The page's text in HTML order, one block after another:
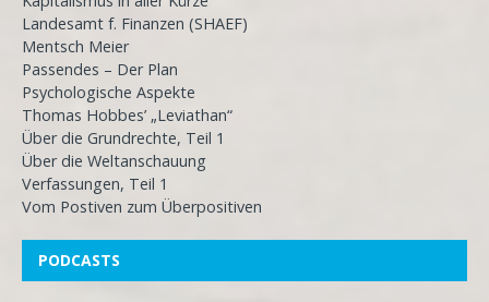
Landesamt f. Finanzen (SHAEF)
Mentsch Meier
Passendes – Der Plan
Psychologische Aspekte
Thomas Hobbes’ „Leviathan“
Über die Grundrechte, Teil 1
Über die Weltanschauung
Verfassungen, Teil 1
Vom Postiven zum Überpositiven
PODCASTS